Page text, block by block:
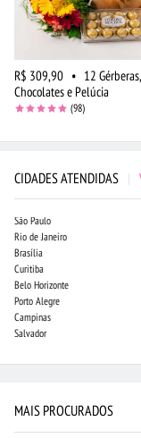
R$ 309,90 • 12 Gérberas,
Chocolates e Pelúcia
(98)
CIDADES ATENDIDAS |
São Paulo
Rio de Janeiro
Brasília
Curitiba
Belo Horizonte
Porto Alegre
Campinas
Salvador
MAIS PROCURADOS